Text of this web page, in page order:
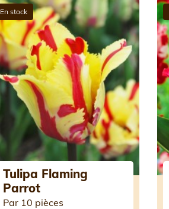
En stock
Tulipa Flaming
Parrot
Par 10 pièces